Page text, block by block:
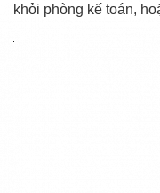
khỏi phòng kế toán,